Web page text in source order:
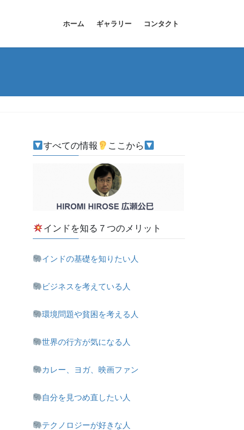
ホーム ギャラリー コンタクト
すべての情報 ここから
インドを知る７つのメリット
インドの基礎を知りたい人
ビジネスを考えている人
環境問題や貧困を考える人
世界の行方が気になる人
カレー、ヨガ、映画ファン
自分を見つめ直したい人
テクノロジーが好きな人